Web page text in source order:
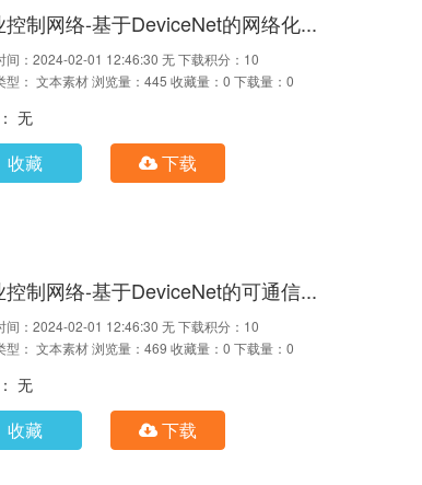
控制网络-基于DeviceNet的网络化...
间：2024-02-01 12:46:30 无下载积分：10
型： 文本素材浏览量：445 收藏量：0 下载量：0
无
收藏 下载
控制网络-基于DeviceNet的可通信...
间：2024-02-01 12:46:30 无下载积分：10
型： 文本素材浏览量：469 收藏量：0 下载量：0
无
收藏 下载